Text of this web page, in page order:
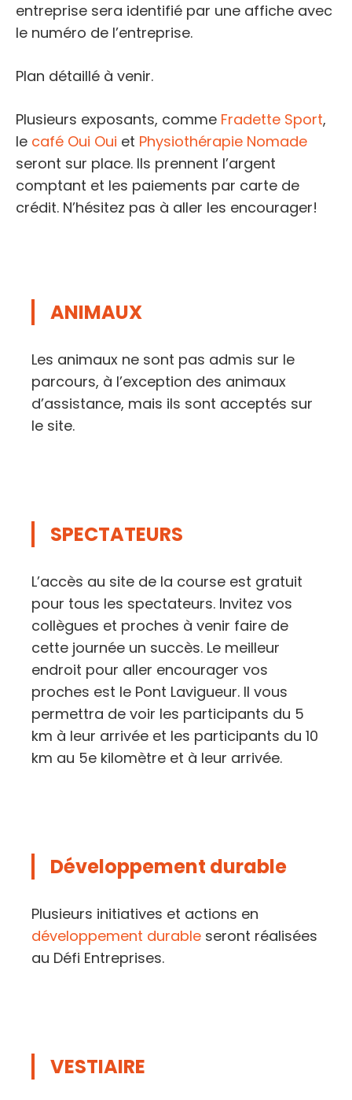
entreprise sera identifié par une affiche avec
le numéro de l’entreprise.
Plan détaillé à venir.
Plusieurs exposants, comme Fradette Sport,
le café Oui Oui et Physiothérapie Nomade
seront sur place. Ils prennent l’argent
comptant et les paiements par carte de
crédit. N’hésitez pas à aller les encourager!
ANIMAUX
Les animaux ne sont pas admis sur le
parcours, à l’exception des animaux
d’assistance, mais ils sont acceptés sur
le site.
SPECTATEURS
L’accès au site de la course est gratuit
pour tous les spectateurs. Invitez vos
collègues et proches à venir faire de
cette journée un succès. Le meilleur
endroit pour aller encourager vos
proches est le Pont Lavigueur. Il vous
permettra de voir les participants du 5
km à leur arrivée et les participants du 10
km au 5e kilomètre et à leur arrivée.
Développement durable
Plusieurs initiatives et actions en
développement durable seront réalisées
au Défi Entreprises.
VESTIAIRE